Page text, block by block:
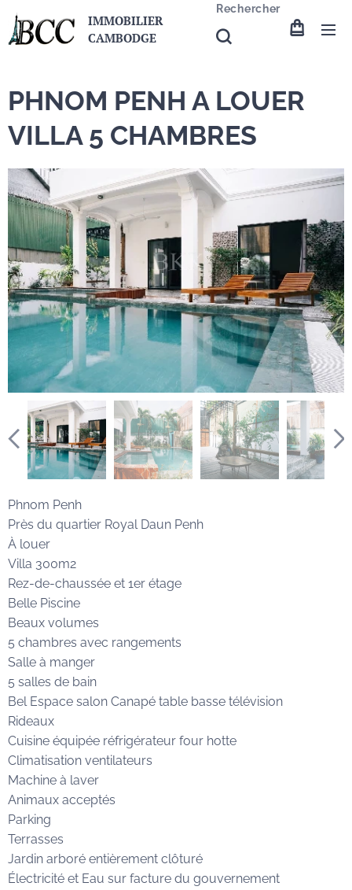
IMMOBILIER
CAMBODGE
Rechercher
PHNOM PENH A LOUER
VILLA 5 CHAMBRES
Phnom Penh
Près du quartier Royal Daun Penh
À louer
Villa 300m2
Rez-de-chaussée et 1er étage
Belle Piscine
Beaux volumes
5 chambres avec rangements
Salle à manger
5 salles de bain
Bel Espace salon Canapé table basse télévision
Rideaux
Cuisine équipée réfrigérateur four hotte
Climatisation ventilateurs
Machine à laver
Animaux acceptés
Parking
Terrasses
Jardin arboré entièrement clôturé
Électricité et Eau sur facture du gouvernement